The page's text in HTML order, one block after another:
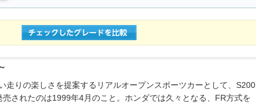
走りの楽しさを提案するリアルオープンスポーツカーとして、S200
売されたのは1999年4月のこと。ホンダでは久々となる、FR方式を